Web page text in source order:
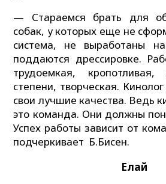
— Стараемся брать для
собак, у которых еще не
система, не выработаны
поддаются дрессировке.
трудоемкая,
степени, творческая.
свои лучшие качества. Ведь
это команда. Они должны
Успех работы зависит от
подчеркивает Б.Бисен.
Елай